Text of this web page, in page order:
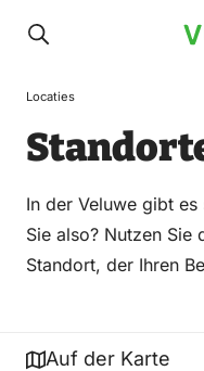
Locaties
In der Veluwe gibt
Sie also? Nutzen Sie
Standort, der Ihren
Auf der Karte